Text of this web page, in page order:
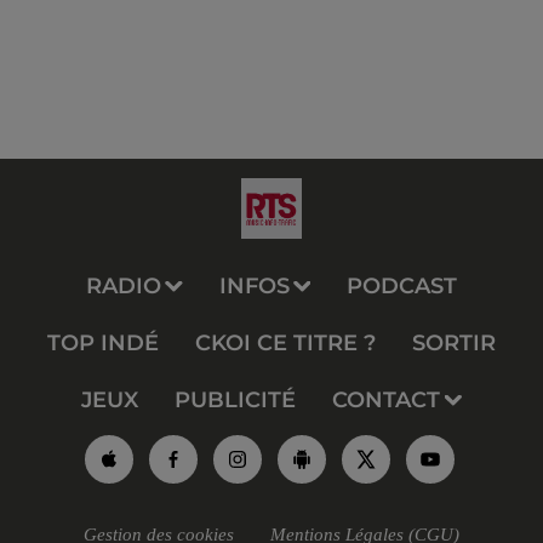
RADIO INFOS PODCAST
TOP INDÉ CKOI CE TITRE ? SORTIR
JEUX PUBLICITÉ CONTACT
Gestion des cookies Mentions Légales (CGU)